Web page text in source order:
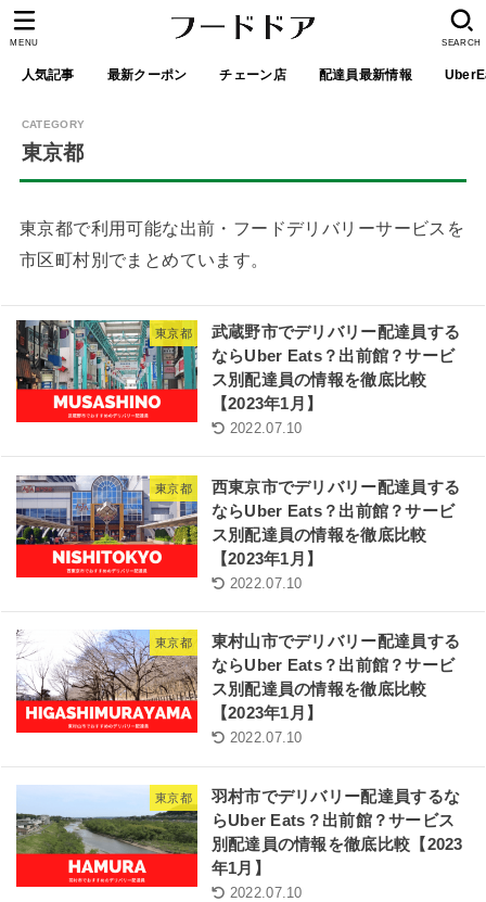
人気記事 最新クーポン チェーン店 配達員最新情報
SEARCH
MENU
東京都
東京都で利用可能な出前・フードデリバリーサービスを
市区町村別でまとめています。
東京都
武蔵野市でデリバリー配達員する
ならUber Eats？出前館？サービ
ス別配達員の情報を徹底比較
【2023年1月】
2022.07.10
東京都
西東京市でデリバリー配達員する
ならUber Eats？出前館？サービ
ス別配達員の情報を徹底比較
【2023年1月】
2022.07.10
東京都
東村山市でデリバリー配達員する
ならUber Eats？出前館？サービ
ス別配達員の情報を徹底比較
【2023年1月】
2022.07.10
東京都
羽村市でデリバリー配達員するな
らUber Eats？出前館？サービス
別配達員の情報を徹底比較【2023
年1月】
2022.07.10